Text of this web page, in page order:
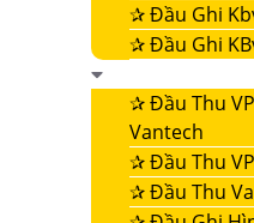
✰Đầu Ghi
✰Đầu Ghi
✰Đầu Thu
Vantech
✰Đầu Thu
✰Đầu Thu